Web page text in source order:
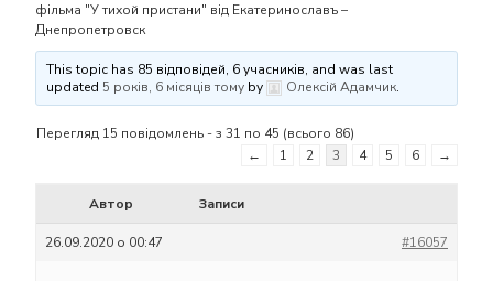
фільма "У тихой пристани" від Екатеринославъ –
Днепропетровск
This topic has 85 відповідей, 6 учасників, and was last
updated 5 років, 6 місяців тому by Олексій Адамчик.
Перегляд 15 повідомлень - з 31 по 45 (всього 86)
←
1 2 3 4 5 6 →
Автор Записи
26.09.2020 о 00:47 #16057